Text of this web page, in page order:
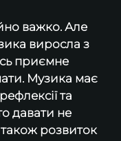
важко. Але
виросла з
приємне
Музика має
та
давати не
розвиток